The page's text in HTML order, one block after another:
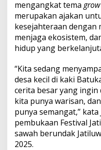
2
0
2
5
P
e
k
u
a
t
B
u
d
a
y
mengangkat tema
merupakan ajakan
kesejahteraan dengan
menjaga ekosistem,
hidup yang
“Kita sedang
desa kecil di kaki
cerita besar yang ingin
kita punya warisan,
punya semangat,”
pembukaan Festival
sawah berundak
2025.